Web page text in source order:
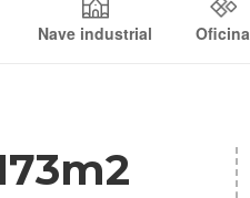
Nave industrial Oficina